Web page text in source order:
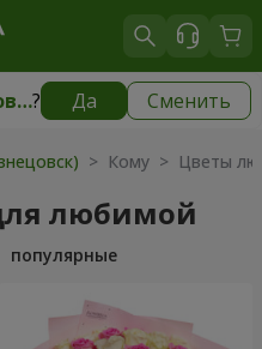
Вараш (Кузнецовск)? Да Сменить
1711 грн
> Кому > Цветы
любимой
популярные